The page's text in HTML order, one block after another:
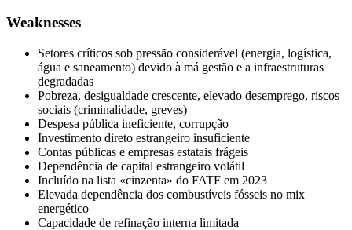
Weaknesses
Setores críticos sob pressão considerável (energia, logística,
água e saneamento) devido à má gestão e a infraestruturas
degradadas
Pobreza, desigualdade crescente, elevado desemprego, riscos
sociais (criminalidade, greves)
Despesa pública ineficiente, corrupção
Investimento direto estrangeiro insuficiente
Contas públicas e empresas estatais frágeis
Dependência de capital estrangeiro volátil
Incluído na lista «cinzenta» do FATF em 2023
Elevada dependência dos combustíveis fósseis no mix
energético
Capacidade de refinação interna limitada